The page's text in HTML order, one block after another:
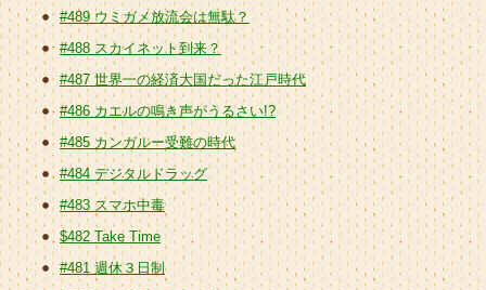
#489 ウミガメ放流会は無駄？
#488 スカイネット到来？
#487 世界一の経済大国だった江戸時代
#486 カエルの鳴き声がうるさい!?
#485 カンガルー受難の時代
#484 デジタルドラッグ
#483 スマホ中毒
$482 Take Time
#481 週休３日制